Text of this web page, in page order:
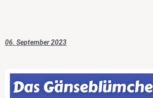
06. September 2023
Das